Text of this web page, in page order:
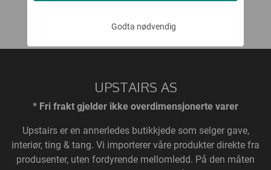
Godta nødvendig
UPSTAIRS AS
* Fri frakt gjelder ikke overdimensjonerte varer
Upstairs er en annerledes butikkjede som selger gave,
interiør, ting & tang. Vi importerer våre produkter direkte fra
produsenter, uten fordyrende mellomledd. På den måten